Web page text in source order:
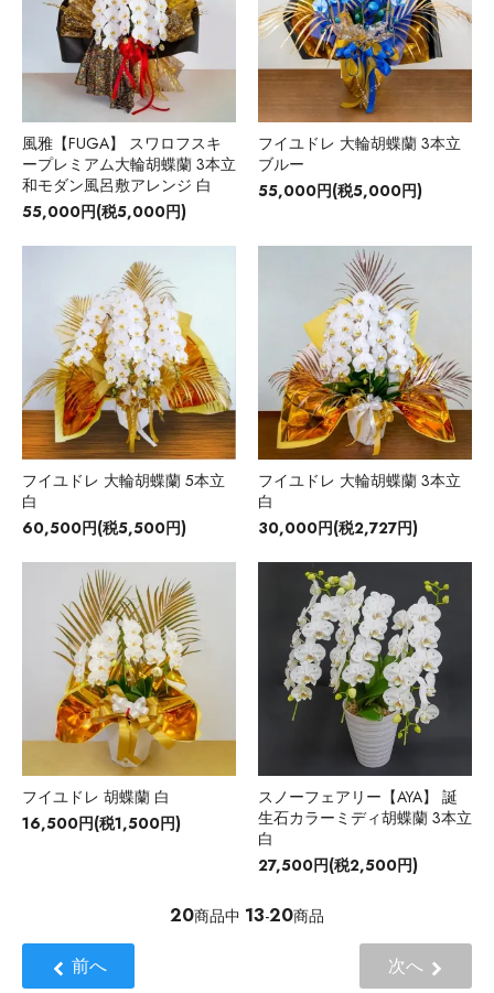
風雅【FUGA】 スワロフスキ
ープレミアム大輪胡蝶蘭 3本立
和モダン風呂敷アレンジ 白
55,000円(税5,000円)
フイユドレ 大輪胡蝶蘭 3本立
ブルー
55,000円(税5,000円)
フイユドレ 大輪胡蝶蘭 5本立
白
60,500円(税5,500円)
フイユドレ 大輪胡蝶蘭 3本立
白
30,000円(税2,727円)
フイユドレ 胡蝶蘭 白
16,500円(税1,500円)
スノーフェアリー【AYA】 誕
生石カラーミディ胡蝶蘭 3本立
白
27,500円(税2,500円)
20商品中 13-20商品
前へ 次へ